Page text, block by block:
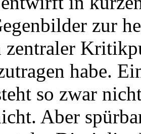
zur
zentraler
habe.
so zwar
Aber